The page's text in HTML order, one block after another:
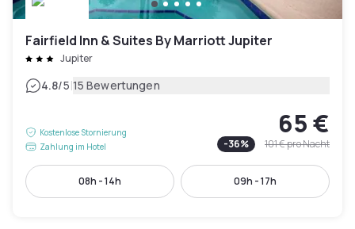
Fairfield Inn & Suites By Marriott Jupiter
Jupiter
4.8/5|15 Bewertungen
Kostenlose Stornierung
Zahlung im Hotel
65 €
-36% 101 €pro Nacht
08h - 14h 09h - 17h